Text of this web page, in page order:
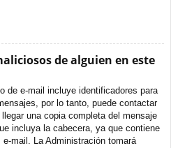
de alguien en este
de e-mail incluye identificadores para
por lo tanto, puede contactar
una copia completa del mensaje
incluya la cabecera, ya que contiene
mail. La Administración tomará